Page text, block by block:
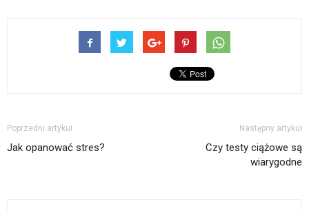
Poprzedni artykuł
Jak opanować stres?
Następny artykuł
Czy testy ciążowe są
wiarygodne